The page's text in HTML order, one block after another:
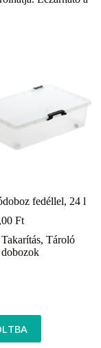
fedéllel, 24 l
Ft
Takarítás,Tároló
dobozok